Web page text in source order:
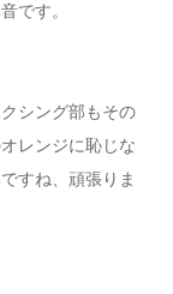
です。
シング部もその
レンジに恥じな
すね、頑張りま